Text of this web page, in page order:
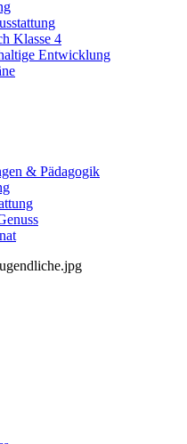
Klasse 4
Entwicklung
& Pädagogik